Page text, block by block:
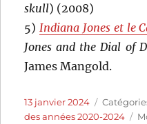
skull) (2008)
5) Indiana Jones et le
Jones and the Dial of
James Mangold.
Publié
le
13 janvier 2024
des années 2020-2024